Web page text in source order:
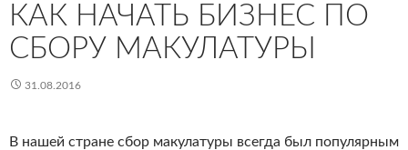
КАК НАЧАТЬ БИЗНЕС ПО
СБОРУ МАКУЛАТУРЫ
31.08.2016
В нашей стране сбор макулатуры всегда был популярным